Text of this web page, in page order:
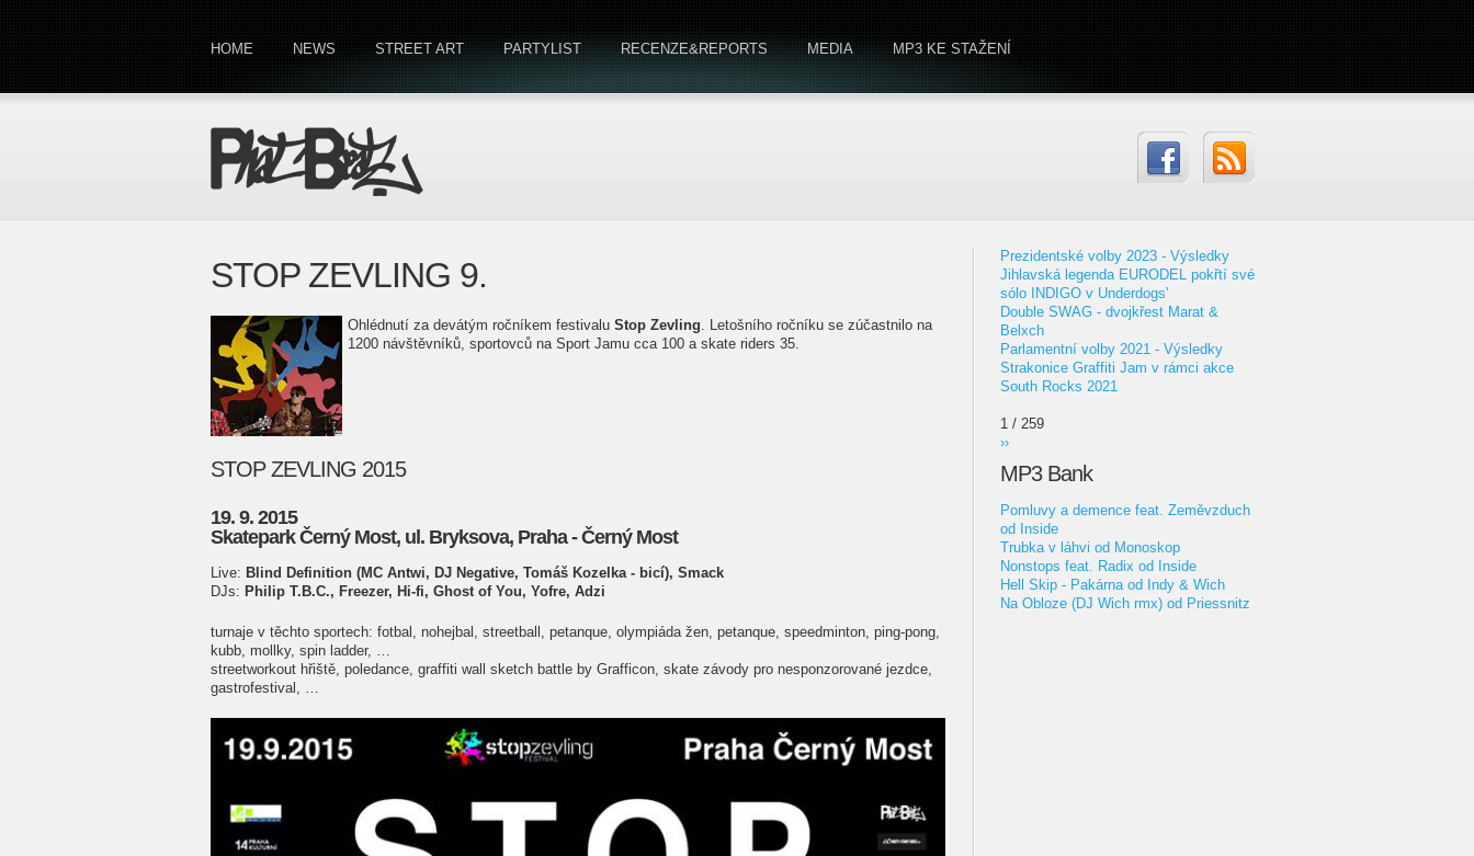
HOME NEWS STREET ART PARTYLIST RECENZE&REPORTS MEDIA MP3 KE STAŽENÍ
STOP ZEVLING 9.
Ohlédnutí za devátým ročníkem festivalu Stop Zevling. Letošního ročníku se zúčastnilo na
1200 návštěvníků, sportovců na Sport Jamu cca 100 a skate riders 35.
STOP ZEVLING 2015
19. 9. 2015
Skatepark Černý Most, ul. Bryksova, Praha - Černý Most
Live: Blind Definition (MC Antwi, DJ Negative, Tomáš Kozelka - bicí), Smack
DJs: Philip T.B.C., Freezer, Hi-fi, Ghost of You, Yofre, Adzi
turnaje v těchto sportech: fotbal, nohejbal, streetball, petanque, olympiáda žen, petanque, speedminton, ping-pong,
kubb, mollky, spin ladder, …
streetworkout hřiště, poledance, graffiti wall sketch battle by Grafficon, skate závody pro nesponzorované jezdce,
gastrofestival, …
Prezidentské volby 2023 - Výsledky
Jihlavská legenda EURODEL pokřtí své
sólo INDIGO v Underdogs'
Double SWAG - dvojkřest Marat &
Belxch
Parlamentní volby 2021 - Výsledky
Strakonice Graffiti Jam v rámci akce
South Rocks 2021
1 / 259
››
MP3 Bank
Pomluvy a demence feat. Zeměvzduch
od Inside
Trubka v láhvi od Monoskop
Nonstops feat. Radix od Inside
Hell Skip - Pakárna od Indy & Wich
Na Obloze (DJ Wich rmx) od Priessnitz